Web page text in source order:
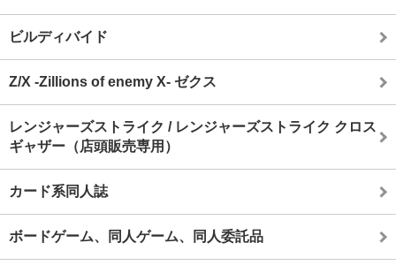
ビルディバイド
Z/X -Zillions of enemy X- ゼクス
レンジャーズストライク / レンジャーズストライク クロス
ギャザー（店頭販売専用）
カード系同人誌
ボードゲーム、同人ゲーム、同人委託品